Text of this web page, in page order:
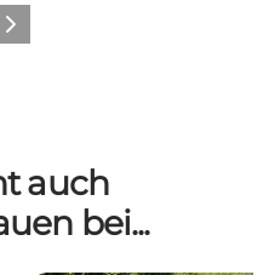
Weiter
auch
bei...